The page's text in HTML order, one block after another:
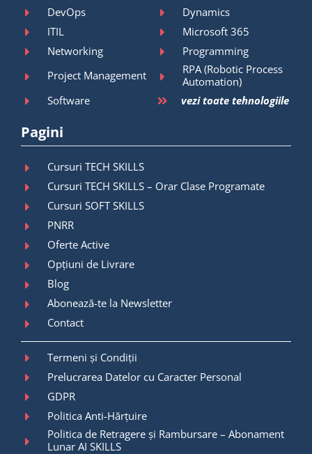
DevOps
Dynamics
ITIL
Microsoft 365
Networking
Programming
Project Management
RPA (Robotic Process
Automation)
Software
vezi toate tehnologiile
Pagini
Cursuri TECH SKILLS
Cursuri TECH SKILLS – Orar Clase Programate
Cursuri SOFT SKILLS
PNRR
Oferte Active
Opțiuni de Livrare
Blog
Abonează-te la Newsletter
Contact
Termeni și Condiții
Prelucrarea Datelor cu Caracter Personal
GDPR
Politica Anti-Hărțuire
Politica de Retragere și Rambursare – Abonament
Lunar AI SKILLS